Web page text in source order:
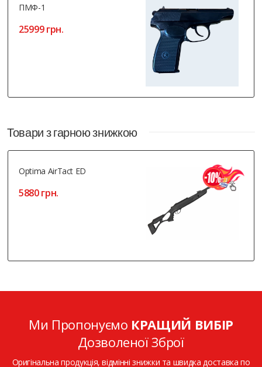
ПМФ-1
25999 грн.
Товари з гарною знижкою
Optima AirTact ED
5880 грн.
Ми Пропонуємо КРАЩИЙ ВИБІР
Дозволеної Зброї
Оригінальна продукція, відмінні знижки та швидка доставка по